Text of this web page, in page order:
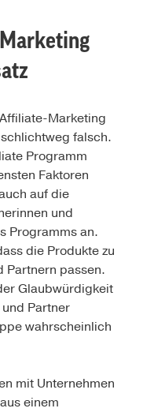
Marketing
falsch.
Programm
Faktoren
auf die
und
Programms an.
die Produkte zu
Partnern passen.
Glaubwürdigkeit
Partner
wahrscheinlich
mit Unternehmen
einem